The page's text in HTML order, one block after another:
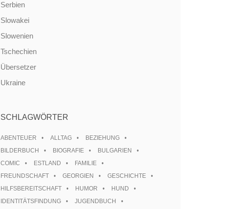
Serbien
Slowakei
Slowenien
Tschechien
Übersetzer
Ukraine
SCHLAGWÖRTER
ABENTEUER ALLTAG
BEZIEHUNG
BILDERBUCH
BIOGRAFIE
BULGARIEN
COMIC
ESTLAND
FAMILIE
FREUNDSCHAFT
GEORGIEN
GESCHICHTE
HILFSBEREITSCHAFT
HUMOR
HUND
IDENTITÄTSFINDUNG
JUGENDBUCH